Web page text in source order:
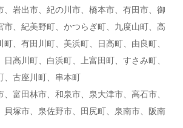
岩出市、紀の川市、橋本市、有田市、御
市、紀美野町、かつらぎ町、九度山町、高
、有田川町、美浜町、日高町、由良町、
高川町、白浜町、上富田町、すさみ町、
、古座川町、串本町
富田林市、和泉市、泉大津市、高石市、
貝塚市、泉佐野市、田尻町、泉南市、阪南